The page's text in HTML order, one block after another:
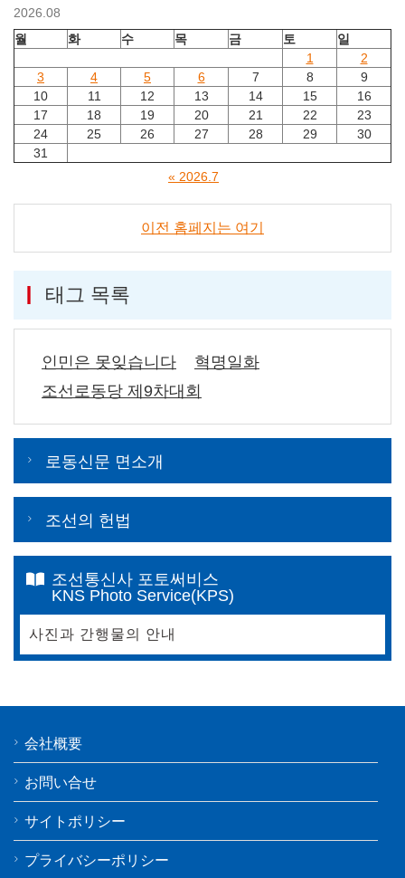
2026.08
월
화 수 목 금 토
일
1
2
3
4 5 6 7 8
9
10
11 12 13 14 15
16
17
18 19 20 21 22
23
24
25 26 27 28 29
30
31
« 2026.7
이전 홈페지는 여기
태그 목록
인민은 못잊습니다
혁명일화
조선로동당 제9차대회
로동신문 면소개
조선의 헌법
조선통신사 포토써비스
KNS Photo Service(KPS)
사진과 간행물의 안내
会社概要
お問い合せ
サイトポリシー
プライバシーポリシー